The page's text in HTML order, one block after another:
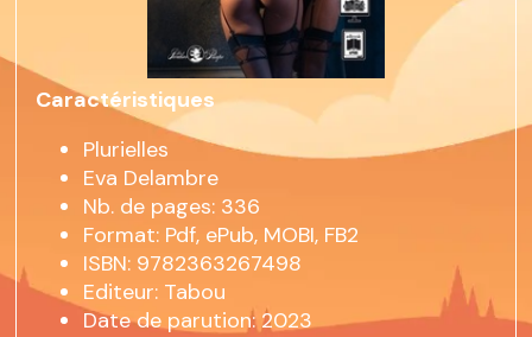
Caractéristiques
Plurielles
Eva Delambre
Nb. de pages: 336
Format: Pdf, ePub, MOBI, FB2
ISBN: 9782363267498
Editeur: Tabou
Date de parution: 2023